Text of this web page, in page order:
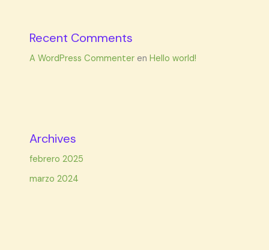
Recent Comments
A WordPress Commenter enHello world!
Archives
febrero 2025
marzo 2024